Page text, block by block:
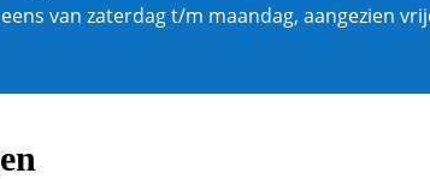
van zaterdag t/m maandag, aangezien